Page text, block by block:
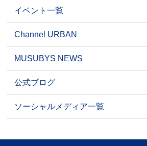
イベント一覧
Channel URBAN
MUSUBYS NEWS
公式ブログ
ソーシャルメディア一覧